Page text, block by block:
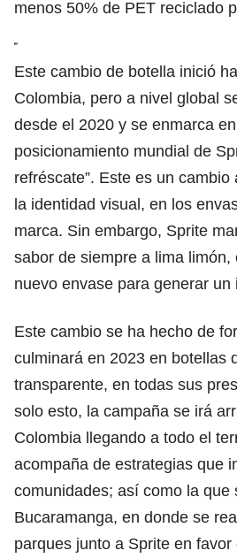
menos 50% de PET reciclado
Este cambio de botella inició
Colombia, pero a nivel global
desde el 2020 y se enmarca
posicionamiento mundial de
refréscate”. Este es un
la identidad visual, en los
marca. Sin embargo, Sprite
sabor de siempre a lima limón,
nuevo envase para generar un
Este cambio se ha hecho de
culminará en 2023 en botellas
transparente, en todas sus
solo esto, la campaña se irá
Colombia llegando a todo el
acompaña de estrategias que
comunidades; así como la que
Bucaramanga, en donde se
parques junto a Sprite en